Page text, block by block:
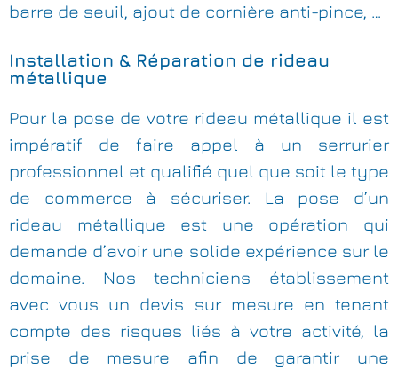
barre de seuil, ajout de cornière anti-pince, …
Installation & Réparation de rideau
métallique
Pour la pose de votre rideau métallique il est
impératif de faire appel à un serrurier
professionnel et qualifié quel que soit le type
de commerce à sécuriser. La pose d’un
rideau métallique est une opération qui
demande d’avoir une solide expérience sur le
domaine. Nos techniciens établissement
avec vous un devis sur mesure en tenant
compte des risques liés à votre activité, la
prise de mesure afin de garantir une